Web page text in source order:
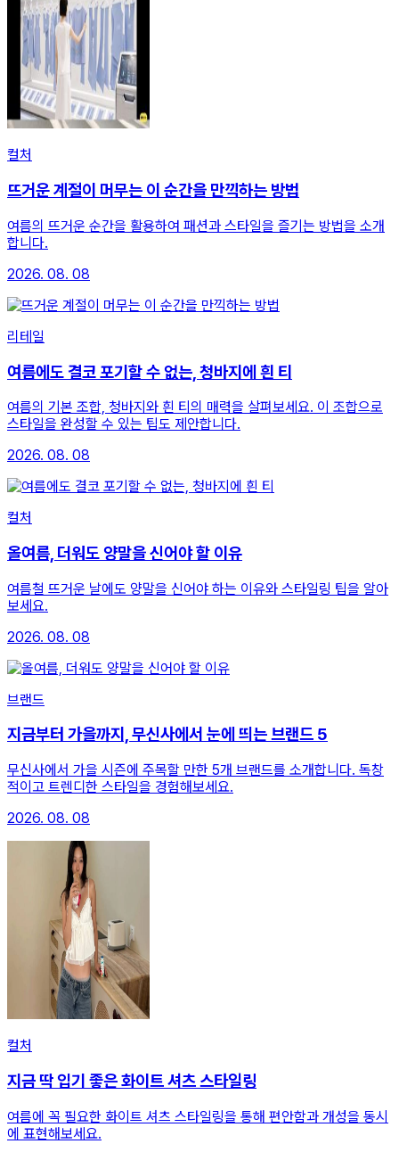
컬처
뜨거운 계절이 머무는 이 순간을 만끽하는 방법
여름의 뜨거운 순간을 활용하여 패션과 스타일을 즐기는 방법을 소개
합니다.
2026. 08. 08
리테일
여름에도 결코 포기할 수 없는, 청바지에 흰 티
여름의 기본 조합, 청바지와 흰 티의 매력을 살펴보세요. 이 조합으로
스타일을 완성할 수 있는 팁도 제안합니다.
2026. 08. 08
컬처
올여름, 더워도 양말을 신어야 할 이유
여름철 뜨거운 날에도 양말을 신어야 하는 이유와 스타일링 팁을 알아
보세요.
2026. 08. 08
브랜드
지금부터 가을까지, 무신사에서 눈에 띄는 브랜드 5
무신사에서 가을 시즌에 주목할 만한 5개 브랜드를 소개합니다. 독창
적이고 트렌디한 스타일을 경험해보세요.
2026. 08. 08
컬처
지금 딱 입기 좋은 화이트 셔츠 스타일링
여름에 꼭 필요한 화이트 셔츠 스타일링을 통해 편안함과 개성을 동시
에 표현해보세요.